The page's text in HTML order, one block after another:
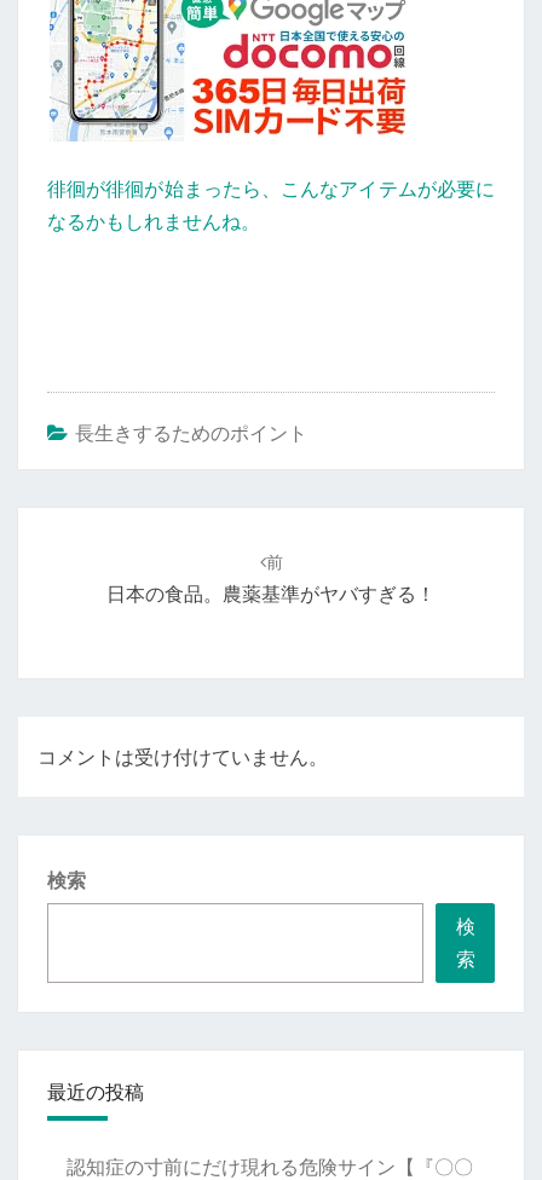
徘徊が徘徊が始まったら、こんなアイテムが必要に
なるかもしれませんね。
長生きするためのポイント
ー
ン
前
日本の食品。農薬基準がヤバすぎる！
コメントは受け付けていません。
検索
検
索
最近の投稿
認知症の寸前にだけ現れる危険サイン【『〇〇